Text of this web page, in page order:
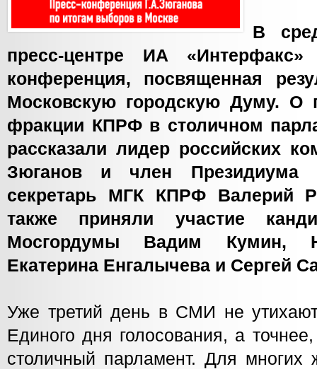
В
пресс-центре ИА «Интерфакс»
конференция, посвященная
Московскую городскую Думу. О
фракции КПРФ в столичном
рассказали лидер российских
Зюганов и член
секретарь МГК КПРФ Валерий
также приняли участие
Мосгордумы Вадим Кумин,
Екатерина Енгалычева и Сергей
Уже третий день в СМИ не утихают
Единого дня голосования, а
столичный парламент. Для многих